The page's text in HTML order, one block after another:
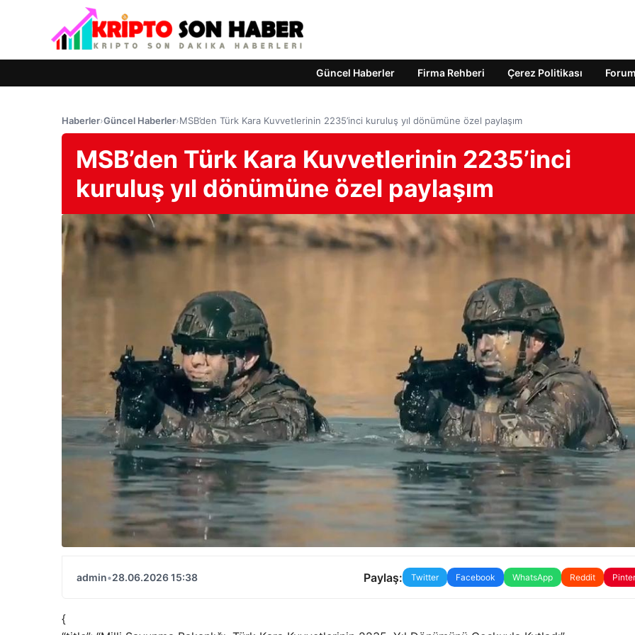
Güncel Haberler Firma Rehberi Çerez Politikası Forum
Haberler›Güncel Haberler›MSB’den Türk Kara Kuvvetlerinin 2235’inci kuruluş yıl dönümüne özel paylaşım
MSB’den Türk Kara Kuvvetlerinin 2235’inci
kuruluş yıl dönümüne özel paylaşım
admin•28.06.2026 15:38 Paylaş: Twitter Facebook WhatsApp Reddit
{